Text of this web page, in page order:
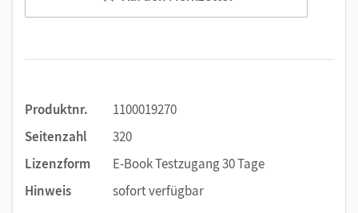
Produktnr.
1100019270
Seitenzahl
320
Lizenzform
E-Book Testzugang 30 Tage
Hinweis
sofort verfügbar